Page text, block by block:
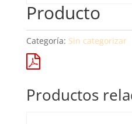
Producto
Categoría: Sin categorizar
Productos